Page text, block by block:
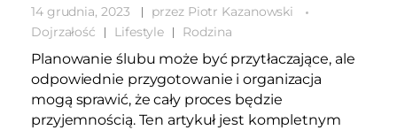
14 grudnia, 2023 przez Piotr Kazanowski
Dojrzałość
Lifestyle Rodzina
Planowanie ślubu może być przytłaczające, ale
odpowiednie przygotowanie i organizacja
mogą sprawić, że cały proces będzie
przyjemnością. Ten artykuł jest kompletnym